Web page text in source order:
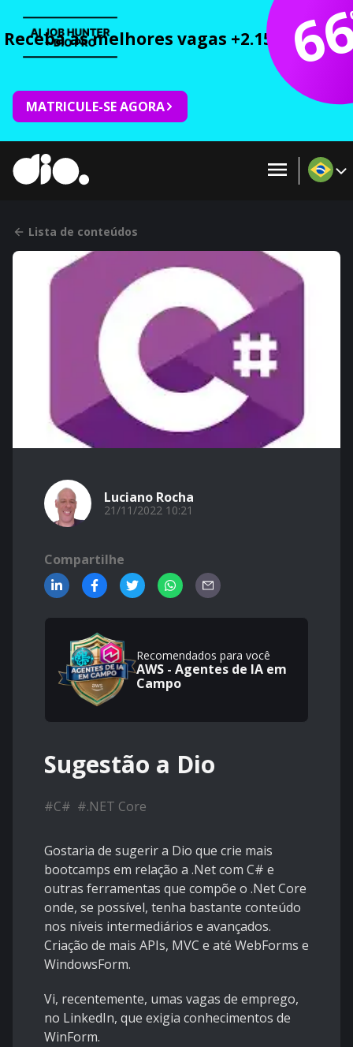
Receba as melhores vagas +2.150 cursos
MATRICULE-SE AGORA
Lista de conteúdos
Luciano Rocha
21/11/2022 10:21
Compartilhe
Recomendados para você
AWS - Agentes de IA em
Campo
Sugestão a Dio
#C# #.NET Core
Gostaria de sugerir a Dio que crie mais
bootcamps em relação a .Net com C# e
outras ferramentas que compõe o .Net Core
onde, se possível, tenha bastante conteúdo
nos níveis intermediários e avançados.
Criação de mais APIs, MVC e até WebForms e
WindowsForm.
Vi, recentemente, umas vagas de emprego,
no LinkedIn, que exigia conhecimentos de
WinForm.